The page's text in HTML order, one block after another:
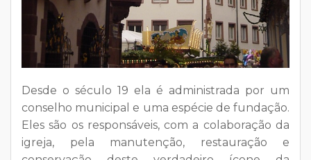
Desde o século 19 ela é administrada por um
conselho municipal e uma espécie de fundação.
Eles são os responsáveis, com a colaboração da
igreja, pela manutenção, restauração e